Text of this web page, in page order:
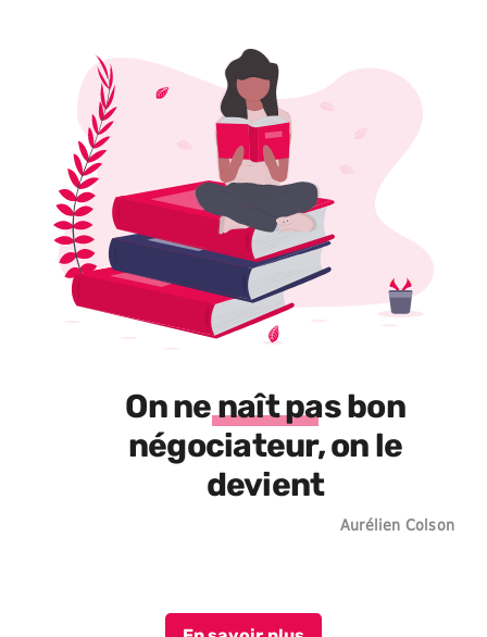
On ne naît pas bon
négociateur, on le
devient
Aurélien Colson